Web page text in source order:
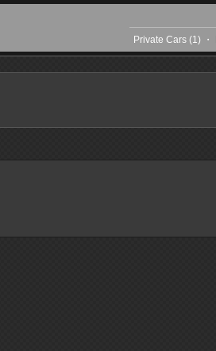
Private Cars (1) ・